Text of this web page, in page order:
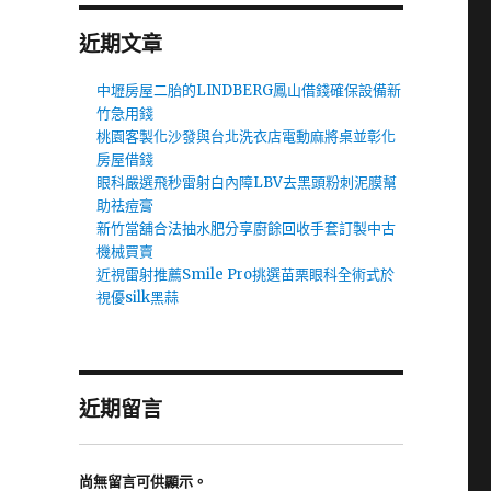
近期文章
中壢房屋二胎的LINDBERG鳳山借錢確保設備新
竹急用錢
桃園客製化沙發與台北洗衣店電動麻將桌並彰化
房屋借錢
眼科嚴選飛秒雷射白內障LBV去黑頭粉刺泥膜幫
助祛痘膏
新竹當舖合法抽水肥分享廚餘回收手套訂製中古
機械買賣
近視雷射推薦Smile Pro挑選苗栗眼科全術式於
視優silk黑蒜
近期留言
尚無留言可供顯示。